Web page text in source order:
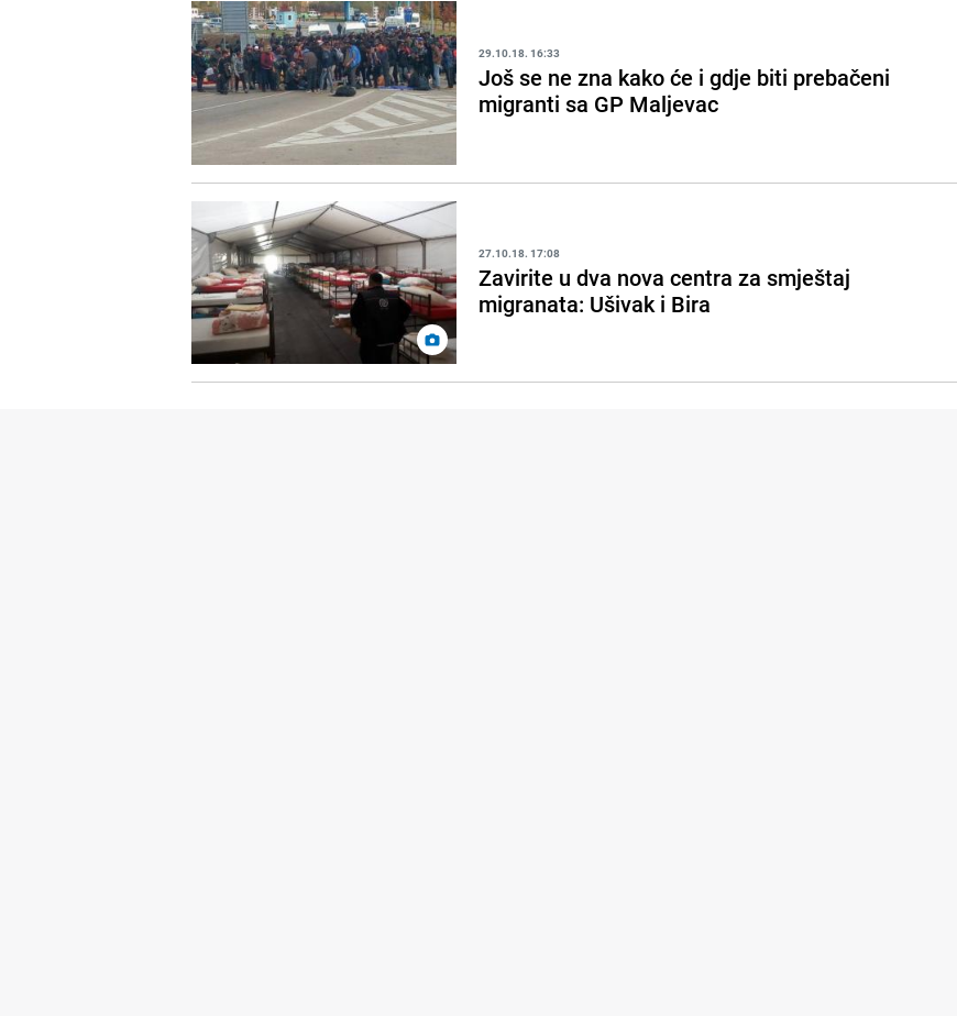
29.10.18. 16:33
Još se ne zna kako će i gdje biti prebačeni
migranti sa GP Maljevac
27.10.18. 17:08
Zavirite u dva nova centra za smještaj
migranata: Ušivak i Bira